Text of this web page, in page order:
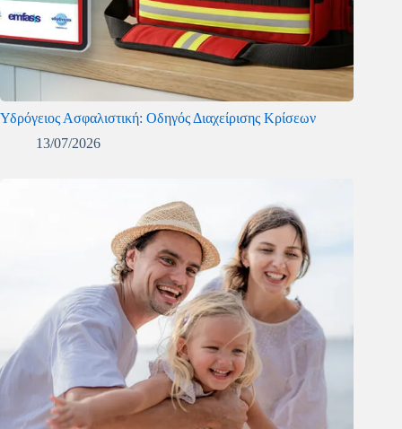
Υδρόγειος Ασφαλιστική: Οδηγός Διαχείρισης Κρίσεων
13/07/2026